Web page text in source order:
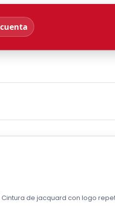
de jacquard con logo